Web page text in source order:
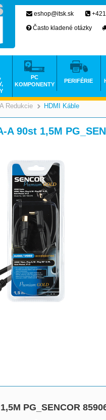
Redukcie >
HDMI Káble
A 90st 1,5M
PG_SENCOR
eshop@itsk.sk
Často kladené otázky
PC
KOMPONENTY
PERIFÉRIE